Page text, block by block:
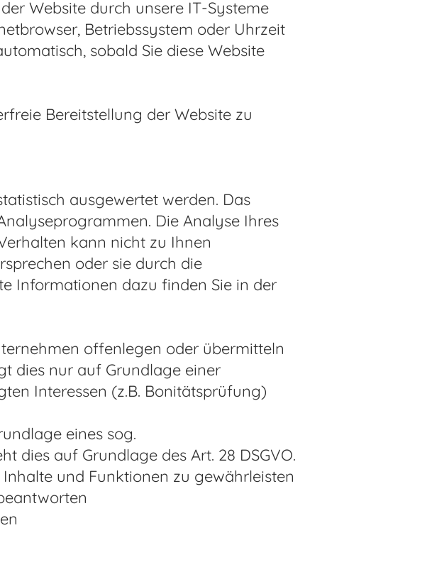
Website durch unsere IT-Systeme
Betriebssystem oder Uhrzeit
sobald Sie diese Website
Bereitstellung der Website zu
ausgewertet werden. Das
Die Analyse Ihres
kann nicht zu Ihnen
oder sie durch die
Informationen dazu finden Sie in der
offenlegen oder übermitteln
dies nur auf Grundlage einer
Interessen (z.B. Bonitätsprüfung)
eines sog.
dies auf Grundlage des Art. 28 DSGVO.
und Funktionen zu gewährleisten